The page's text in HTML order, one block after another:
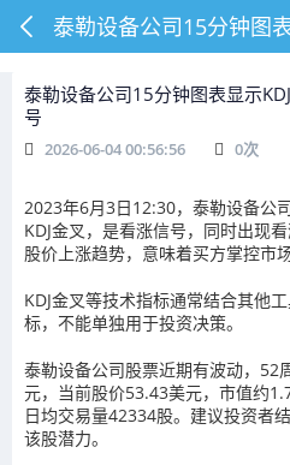
泰勒设备公司15分钟图表显示
号
2026-06-04 00:56:56 0次
2023年6月3日12:30，泰勒设备公
KDJ金叉，是看涨信号，同时出现
股价上涨趋势，意味着买方掌控市
KDJ金叉等技术指标通常结合其他
标，不能单独用于投资决策。
泰勒设备公司股票近期有波动，52
元，当前股价53.43美元，市值约
日均交易量42334股。建议投资者
该股潜力。